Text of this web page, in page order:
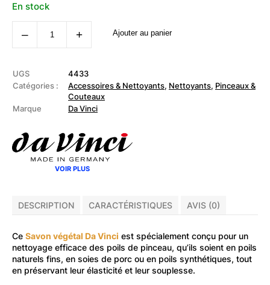
En stock
‒
quantité
de
Savon
végétal
pour
85g
+ Ajouter au panier
UGS
4433
Catégories :
Accessoires & Nettoyants, Nettoyants, Pinceaux &
Couteaux
Marque
Da Vinci
VOIR PLUS
DESCRIPTION CARACTÉRISTIQUES AVIS (0)
Ce Savon végétal Da Vinci est spécialement conçu pour un
nettoyage efficace des poils de pinceau, qu’ils soient en poils
naturels fins, en soies de porc ou en poils synthétiques, tout
en préservant leur élasticité et leur souplesse.